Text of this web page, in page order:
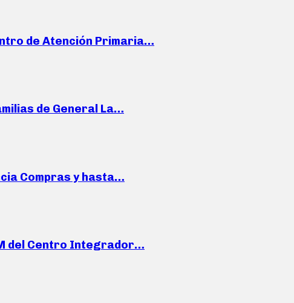
de Atención Primaria…
de General La…
Compras y hasta…
del Centro Integrador…